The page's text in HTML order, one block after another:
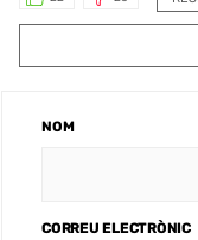
NOM
CORREU ELECTRÒNIC